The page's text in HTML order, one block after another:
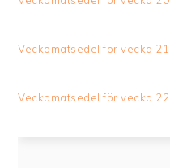
Veckomatsedel för vecka 21
Veckomatsedel för vecka 22